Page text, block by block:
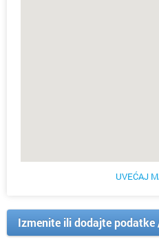
UVEĆAJ
Izmenite ili dodajte